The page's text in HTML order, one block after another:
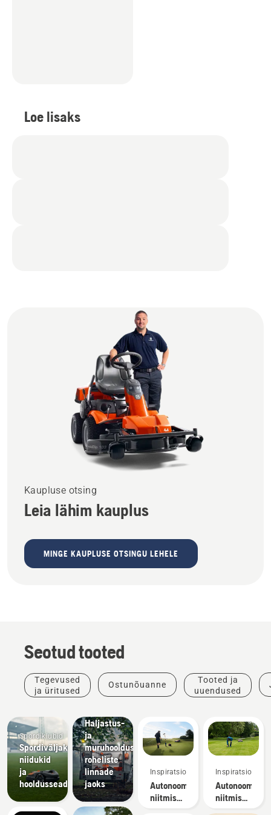
Loe lisaks
Kaupluse otsing
Leia lähim kauplus
MINGE KAUPLUSE OTSINGU LEHELE
Seotud tooted
Tegevused
ja üritused
Ostunõuanne
Tooted ja
uuendused
Spordiklubid
Spordiväljakute
niidukid
ja
hooldusseadmed
Kohalikud
Haljastus-
ja
muruhooldusseadmed
roheliste
linnade
jaoks
Inspiratsioon
Autonoomse
niitmise
Inspiratsioon
Autonoomse
niitmise